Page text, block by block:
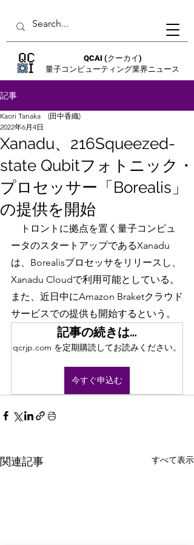
QCAI (クーカイ)
量子コンピューティング業界ニュース
記事
Xanadu、216Squeezed-
state Qubitフォトニック・
プロセッサー「Borealis」
の提供を開始
Kaori Tanaka (田中香織)
2022年6月4日
トロントに拠点を置く量子コンピュ
ータのスタートアップであるXanadu
は、Borealisプロセッサをリリースし、
Xanadu Cloudで利用可能としている。
また、近日中にAmazon Braketクラウド
サービスでの提供も開始するという。
記事の続きは…
qcrjp.com を定期購読してお読みください。
今すぐ申込む
関連記事 すべて表示